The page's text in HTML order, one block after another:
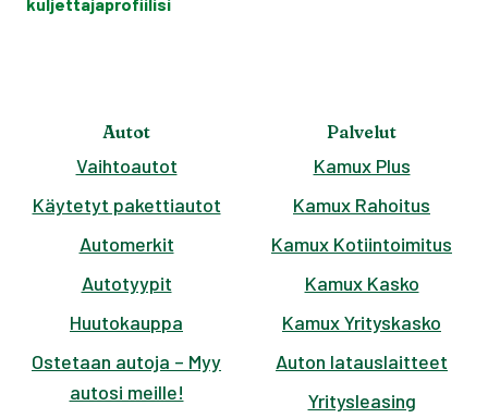
Autot
Vaihtoautot
Käytetyt pakettiautot
Automerkit
Autotyypit
Huutokauppa
Ostetaan autoja – Myy
autosi meille!
Palvelut
Kamux Plus
Kamux Rahoitus
Kamux Kotiintoimitus
Kamux Kasko
Kamux Yrityskasko
Auton latauslaitteet
Yritysleasing